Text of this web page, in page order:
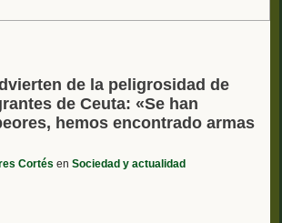
de la peligrosidad de
de Ceuta: «Se han
hemos encontrado armas
Cortés en Sociedad y actualidad